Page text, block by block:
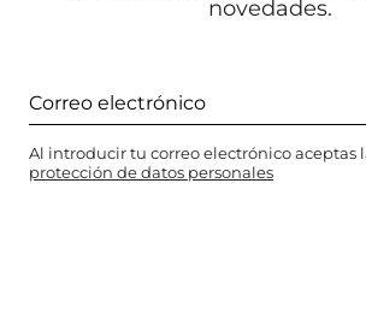
novedades.
Al introducir tu correo electrónico aceptas
protección de datos personales